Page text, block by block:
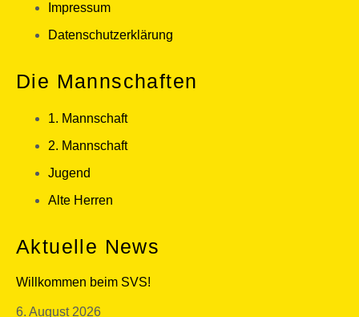
Impressum
Datenschutzerklärung
Die Mannschaften
1. Mannschaft
2. Mannschaft
Jugend
Alte Herren
Aktuelle News
Willkommen beim SVS!
6. August 2026